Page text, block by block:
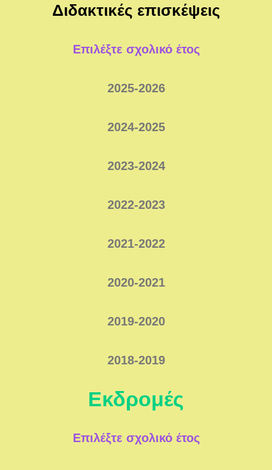
Διδακτικές επισκέψεις
Επιλέξτε σχολικό έτος
2025-2026
2024-2025
2023-2024
2022-2023
2021-2022
2020-2021
2019-2020
2018-2019
Εκδρομές
Επιλέξτε σχολικό έτος